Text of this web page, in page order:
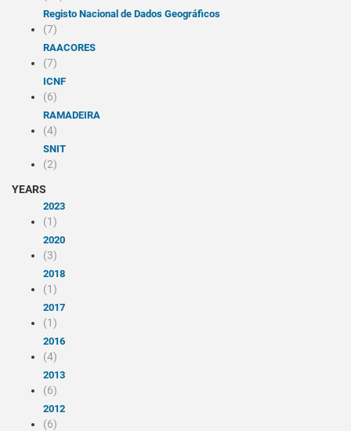
Registo Nacional de Dados Geográficos
(7)
RAACORES
(7)
ICNF
(6)
RAMADEIRA
(4)
SNIT
(2)
YEARS
2023
(1)
2020
(3)
2018
(1)
2017
(1)
2016
(4)
2013
(6)
2012
(6)